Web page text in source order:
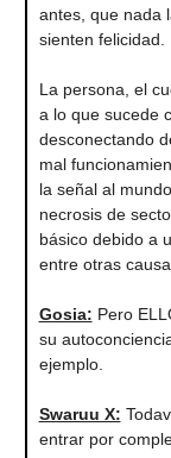
antes, que nada
sienten felicidad.
La persona, el
a lo que sucede
desconectando
mal
la señal al
necrosis de
básico debido a
entre otras
Gosia: Pero
su
ejemplo.
Swaruu X:
entrar por